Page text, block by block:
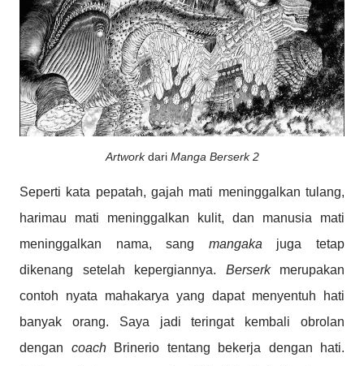
Artworkdari Manga Berserk 2
Seperti kata pepatah, gajah mati meninggalkan tulang,
harimau mati meninggalkan kulit, dan manusia mati
meninggalkan nama, sang mangaka juga tetap
dikenang setelah kepergiannya. Berserk merupakan
contoh nyata mahakarya yang dapat menyentuh hati
banyak orang. Saya jadi teringat kembali obrolan
dengan coach
Brinerio tentang bekerja dengan hati.